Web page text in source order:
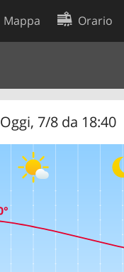
Mappa Orario
Oggi, 7/8 da 18:40